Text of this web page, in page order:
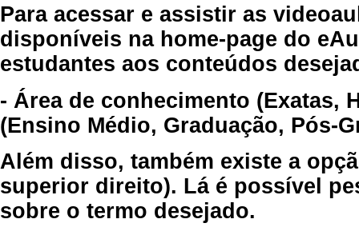
Para acessar e assistir as
disponíveis na home-page do
estudantes aos conteúdos
- Área de conhecimento (Exatas,
(Ensino Médio, Graduação, Pós-
Além disso, também existe a
superior direito). Lá é possível
sobre o termo desejado.